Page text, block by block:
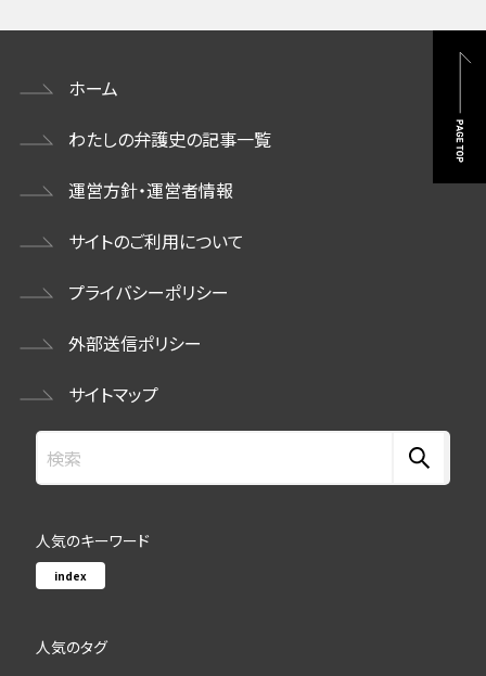
ホーム
わたしの弁護史の記事一覧
運営方針・運営者情報
サイトのご利用について
プライバシーポリシー
外部送信ポリシー
サイトマップ
人気のキーワード
index
人気のタグ